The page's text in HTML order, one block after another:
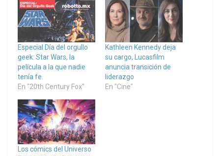
Especial Día del orgullo
geek: Star Wars, la
película a la que nadie
tenía fe.
En "20th Century Fox"
Kathleen Kennedy deja
su cargo, Lucasfilm
anuncia transición de
liderazgo
En "Cine"
Los cómics del Universo